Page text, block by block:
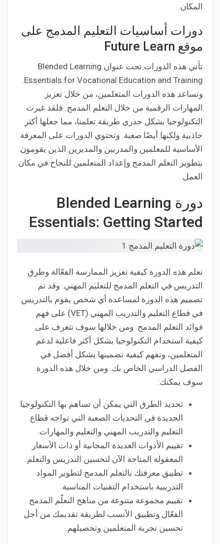
المكان.
دورات أساسيات التعليم المدمج على
موقع Future Learn
تأتي هذه الدورات تحت عنوان Blended Learning
Essentials for Vocational Education and Training.
وتساعد هذه الدورات المتعلمين، من خلال تعزيز
المهارات الرقمية من خلال التعلم المدمج. فلقد غيرت
التكنولوجيا بشكل جذري طريقة تعلمنا، مما جعلها أكثر
جاذبية ولكنها أيضًا صعبة. وتحتوي الدورات على المعرفة
الأساسية للمعلمين والمدربين والمديرين الذين يقومون
بتطوير التعلم المدمج وإعداد المتعلمين للنجاح في مكان
العمل.
دورة Blended Learning
Essentials: Getting Started
تعلم هذه الدورة كيفية تعزيز الممارسة الفعّالة وطرق
التدريس في التعلم المدمج للتعليم المهني. وقد تم
تصميم هذه الدورة لمساعدة أي شخص يقوم بالتدريس
في قطاع التعليم والتدريب المهني (VET) على فهم
فوائد التعلم المدمج. ومن خلالها سوف تتعرف على
كيفية استخدام التكنولوجيا بشكل أكثر فاعلية لدعم
المتعلمين، وتفهم كيفية تضمينها بشكل أفضل في
الفصل الدراسي الخاص بك. ومن خلال هذه الدورة
سوف يمكنك:
تحديد الطرق التي يمكن أن تساهم بها التكنولوجيا
الجديدة في التحديات الصعبة التي تواجه قطاع
التعليم والتدريب المهني والتعليم والمهارات.
تقييم الأدوات العديدة المجانية أو ذات الأسعار
المعقولة المتاحة الآن لتحسين التدريس والتعلم.
تطبيق معرفتك بالتعلم المدمج لتطوير المواد
التدريبية باستخدام التقنيات المناسبة.
تقييم مجموعة متنوعة من مناهج التعلّم المدمج
الفعّال وتطبيق الأنسب لطريقة تقديمك من أجل
تحسين تجربة المتعلمين وتحصيلهم.